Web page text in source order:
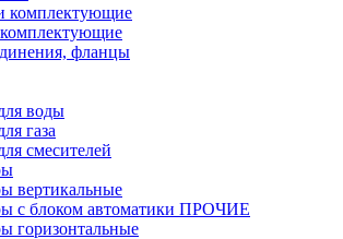
комплектующие
комплектующие
фланцы
воды
газа
смесителей
вертикальные
с блоком автоматики ПРОЧИЕ
горизонтальные